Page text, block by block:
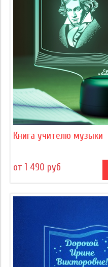
Книга учителю музыки
от 1 490 руб